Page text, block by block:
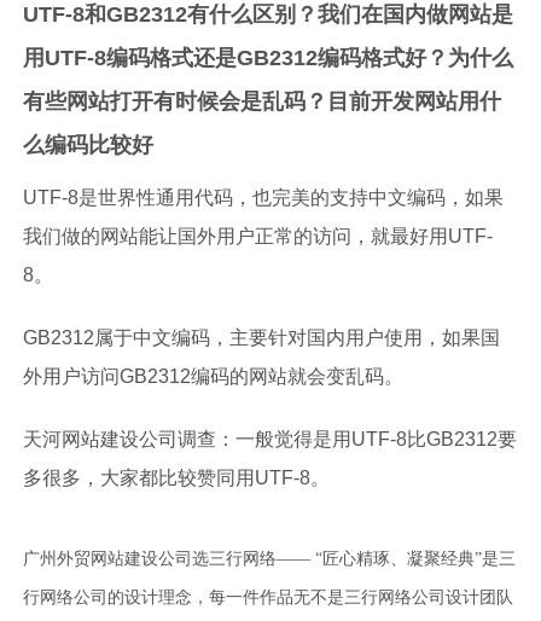
UTF-8和GB2312有什么区别？我们在国内做网站是
用UTF-8编码格式还是GB2312编码格式好？为什么
有些网站打开有时候会是乱码？目前开发网站用什
么编码比较好
UTF-8是世界性通用代码，也完美的支持中文编码，如果
我们做的网站能让国外用户正常的访问，就最好用UTF-
8。
GB2312属于中文编码，主要针对国内用户使用，如果国
外用户访问GB2312编码的网站就会变乱码。
天河网站建设公司 调查：一般觉得是用UTF-8比GB2312要
多很多，大家都比较赞同用UTF-8。
广州外贸网站建设公司选三行网络—— “匠心精琢、凝聚经典”是三
行网络公司的设计理念，每一件作品无不是三行网络公司设计团队